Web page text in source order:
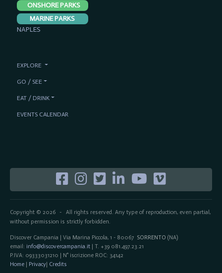
Copyright © 2026- All rights reserved. Any type of reproduction, even partial,
without permission is strictly forbidden.
Discover Campania | Via Marina Piccola, 1 - 80067 SORRENTO (NA)
email: info@discovercampania.it| T. +39 081.497.23.21
P.IVA: 09333031210 | N° iscrizione ROC: 34142
Home| Privacy| Credits
ONSHORE PARKS
MARINE PARKS
NAPLES
EXPLORE
GO / SEE
EAT / DRINK
EVENTS CALENDAR